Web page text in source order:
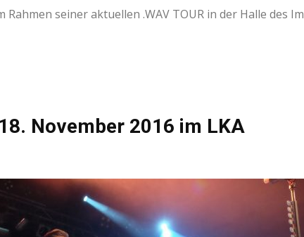
seiner aktuellen .WAV TOUR in der Halle des Im
November 2016 im LKA